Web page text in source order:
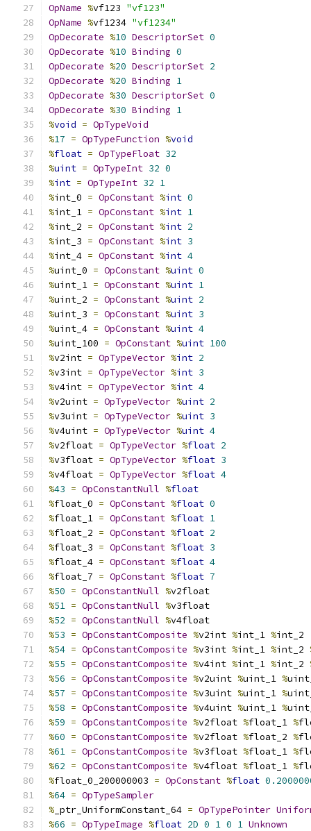
OpName %vf123 "vf123"
OpName %vf1234 "vf1234"
OpDecorate %10 DescriptorSet 0
OpDecorate %10 Binding 0
OpDecorate %20 DescriptorSet 2
OpDecorate %20 Binding 1
OpDecorate %30 DescriptorSet 0
OpDecorate %30 Binding 1
%void = OpTypeVoid
%17 = OpTypeFunction %void
%float = OpTypeFloat 32
%uint = OpTypeInt 32 0
%int = OpTypeInt 32 1
%int_0 = OpConstant %int 0
%int_1 = OpConstant %int 1
%int_2 = OpConstant %int 2
%int_3 = OpConstant %int 3
%int_4 = OpConstant %int 4
%uint_0 = OpConstant %uint 0
%uint_1 = OpConstant %uint 1
%uint_2 = OpConstant %uint 2
%uint_3 = OpConstant %uint 3
%uint_4 = OpConstant %uint 4
%uint_100 = OpConstant %uint 100
%v2int = OpTypeVector %int 2
%v3int = OpTypeVector %int 3
%v4int = OpTypeVector %int 4
%v2uint = OpTypeVector %uint 2
%v3uint = OpTypeVector %uint 3
%v4uint = OpTypeVector %uint 4
%v2float = OpTypeVector %float 2
%v3float = OpTypeVector %float 3
%v4float = OpTypeVector %float 4
%43 = OpConstantNull %float
%float_0 = OpConstant %float 0
%float_1 = OpConstant %float 1
%float_2 = OpConstant %float 2
%float_3 = OpConstant %float 3
%float_4 = OpConstant %float 4
%float_7 = OpConstant %float 7
%50 = OpConstantNull %v2float
%51 = OpConstantNull %v3float
%52 = OpConstantNull %v4float
%53 = OpConstantComposite %v2int %int_1 %int_2
%54 = OpConstantComposite %v3int %int_1 %int_2
%55 = OpConstantComposite %v4int %int_1 %int_2
%56 = OpConstantComposite %v2uint %uint_1 %
%57 = OpConstantComposite %v3uint %uint_1 %
%58 = OpConstantComposite %v4uint %uint_1 %
%59 = OpConstantComposite %v2float %float_1 %
%60 = OpConstantComposite %v2float %float_2 %
%61 = OpConstantComposite %v3float %float_1 %
%62 = OpConstantComposite %v4float %float_1 %
%float_0_200000003 = OpConstant %float
%64 = OpTypeSampler
% _ptr_UniformConstant_64 = OpTypePointer
%66 = OpTypeImage %float 2D 0 1 0 1 Unknown